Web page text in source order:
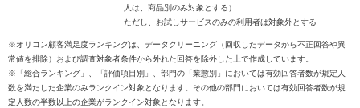
人は、商品別のみ対象とする）
ただし、お試しサービスのみの利用者は対象外とする
※オリコン顧客満足度ランキングは、データクリーニング（回収したデータから不正回答や異
常値を排除）および調査対象者条件から外れた回答を除外した上で作成しています。
※「総合ランキング」、「評価項目別」、部門の「業態別」においては有効回答者数が規定人
数を満たした企業のみランクイン対象となります。その他の部門においては有効回答者数が規
定人数の半数以上の企業がランクイン対象となります。